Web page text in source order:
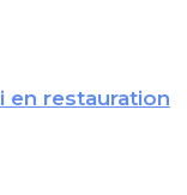
en restauration